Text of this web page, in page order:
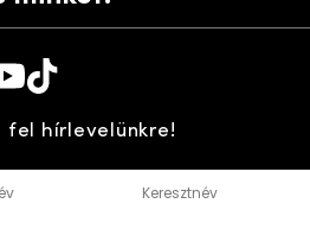
fel hírlevelünkre!
Keresztnév